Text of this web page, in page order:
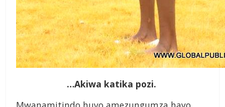
…Akiwa katika pozi.